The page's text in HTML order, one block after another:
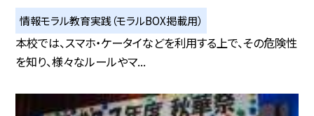
情報モラル教育実践（モラルBOX掲載用）
本校では、スマホ・ケータイなどを利用する上で、その危険性
を知り、様々なルールやマ...